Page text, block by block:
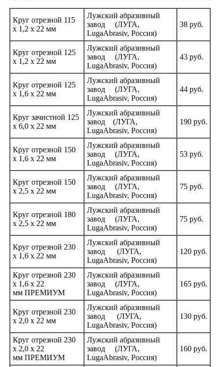
Круг отрезной 115
х 1,2 х 22 мм
Лужский абразивный
завод
(ЛУГА,
LugaAbrasiv, Россия)
38 руб.
Круг отрезной 125
х 1,2 х 22 мм
Лужский абразивный
завод
(ЛУГА,
LugaAbrasiv, Россия)
43 руб.
Круг отрезной 125
х 1,6 х 22 мм
Лужский абразивный
завод
(ЛУГА,
LugaAbrasiv, Россия)
44 руб.
Круг зачистной 125
х 6,0 х 22 мм
Лужский абразивный
завод
(ЛУГА,
LugaAbrasiv, Россия)
190 руб.
Круг отрезной 150
х 1,6 х 22 мм
Лужский абразивный
завод
(ЛУГА,
LugaAbrasiv, Россия)
53 руб.
Круг отрезной 150
х 2,5 х 22 мм
Лужский абразивный
завод
(ЛУГА,
LugaAbrasiv, Россия)
75 руб.
Круг отрезной 180
х 2,5 х 22 мм
Лужский абразивный
завод
(ЛУГА,
LugaAbrasiv, Россия)
75 руб.
Круг отрезной 230
х 1,6 х 22 мм
Лужский абразивный
завод
(ЛУГА,
LugaAbrasiv, Россия)
120 руб.
Круг отрезной 230
х 1,6 х 22
мм ПРЕМИУМ
Лужский абразивный
завод
(ЛУГА,
LugaAbrasiv, Россия)
165 руб.
Круг отрезной 230
х 2,0 х 22 мм
Лужский абразивный
завод
(ЛУГА,
LugaAbrasiv, Россия)
130 руб.
Круг отрезной 230
х 2,0 х 22
мм ПРЕМИУМ
Лужский абразивный
завод
(ЛУГА,
LugaAbrasiv, Россия)
160 руб.